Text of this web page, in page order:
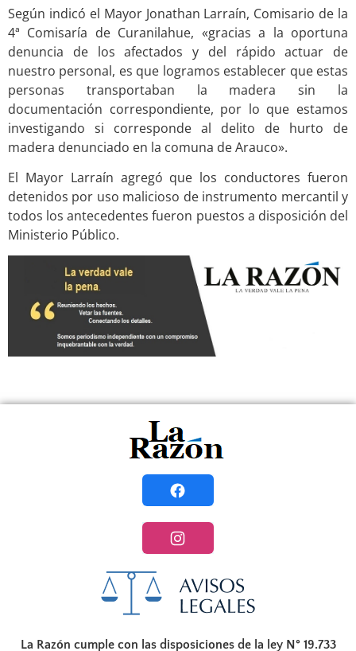
Según indicó el Mayor Jonathan Larraín, Comisario de la
4ª Comisaría de Curanilahue, «gracias a la oportuna
denuncia de los afectados y del rápido actuar de
nuestro personal, es que logramos establecer que estas
personas transportaban la madera sin la
documentación correspondiente, por lo que estamos
investigando si corresponde al delito de hurto de
madera denunciado en la comuna de Arauco».
El Mayor Larraín agregó que los conductores fueron
detenidos por uso malicioso de instrumento mercantil y
todos los antecedentes fueron puestos a disposición del
Ministerio Público.
La Razón cumple con las disposiciones de la ley N° 19.733